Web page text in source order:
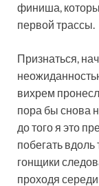
финиша,
первой трассы.
Признаться,
вихрем
пора бы снова
до того я это
побегать
гонщики
проходя